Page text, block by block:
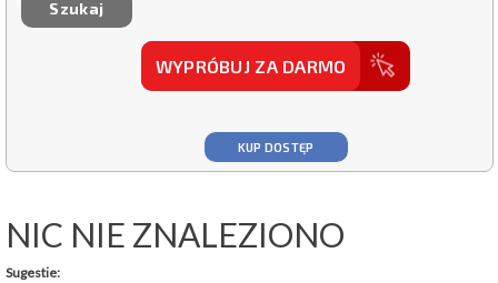
WYPRÓBUJ ZA DARMO
KUP DOSTĘP
NIC NIE ZNALEZIONO
Sugestie: